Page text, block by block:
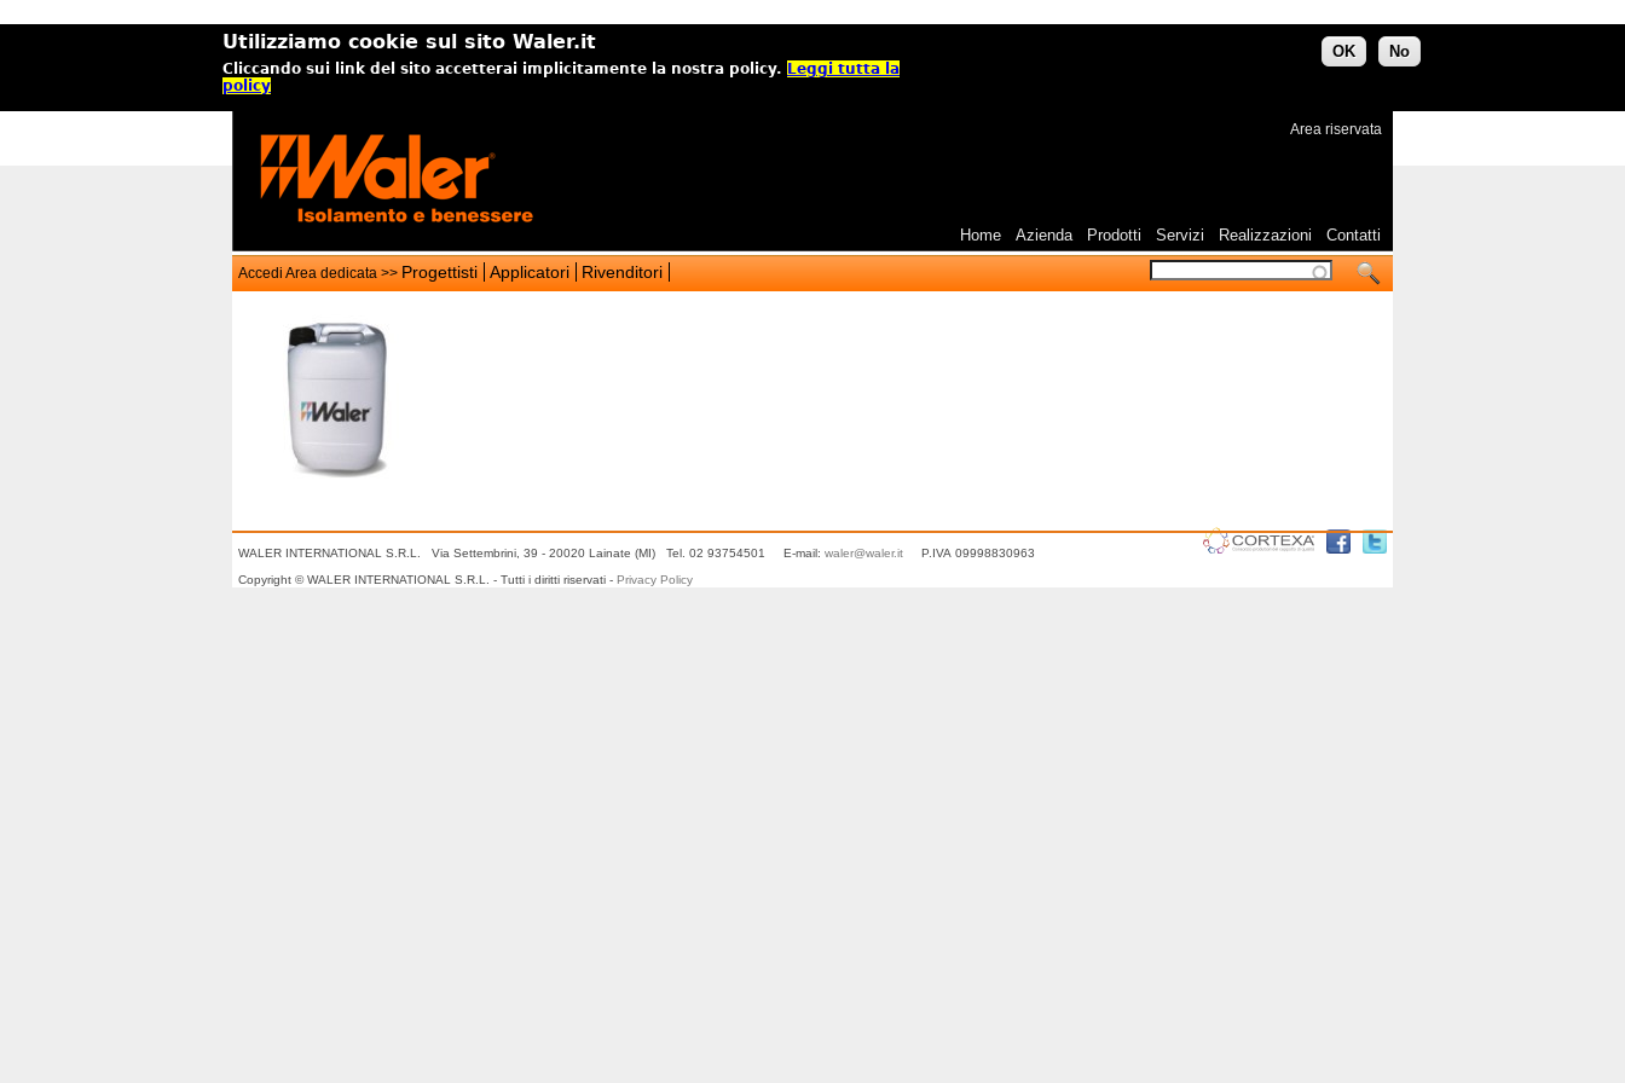
Utilizziamo cookie sul sito Waler.it
Cliccando sui link del sito accetterai implicitamente la nostra policy. Leggi tutta la
policy
OK No
Area riservata
Home Azienda Prodotti Servizi Realizzazioni Contatti
Accedi Area dedicata >> Progettisti Applicatori Rivenditori
WALER INTERNATIONAL S.R.L. Via Settembrini, 39 - 20020 Lainate (MI) Tel. 02 93754501 E-mail: waler@waler.it P.IVA 09998830963
Copyright © WALER INTERNATIONAL S.R.L. - Tutti i diritti riservati - Privacy Policy